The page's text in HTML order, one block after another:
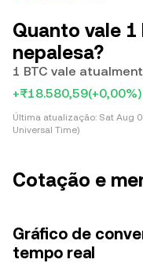
Quanto vale
nepalesa?
1 BTC vale
+₨18.580,59(+0,00%)
Última atualização: Sat Aug
Universal Time)
Cotação e
Gráfico de
tempo real